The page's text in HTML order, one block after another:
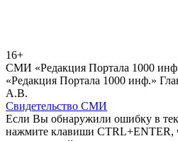
16+
СМИ «Редакция Портала 1000
«Редакция Портала 1000 инф.»
А.В.
Свидетельство СМИ
Если Вы обнаружили ошибку в
нажмите клавиши CTRL+ENTER,